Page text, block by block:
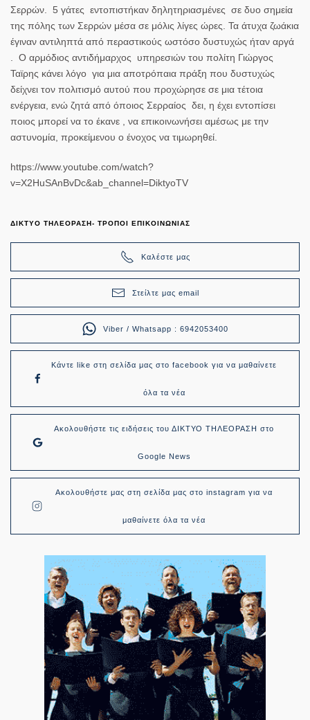
Σερρών. 5 γάτες εντοπιστήκαν δηλητηριασμένες σε δυο σημεία
της πόλης των Σερρών μέσα σε μόλις λίγες ώρες. Τα άτυχα ζωάκια
έγιναν αντιληπτά από περαστικούς ωστόσο δυστυχώς ήταν αργά
. Ο αρμόδιος αντιδήμαρχος υπηρεσιών του πολίτη Γιώργος
Ταϊρης κάνει λόγο για μια αποτρόπαια πράξη που δυστυχώς
δείχνει τον πολιτισμό αυτού που προχώρησε σε μια τέτοια
ενέργεια, ενώ ζητά από όποιος Σερραίος δει, η έχει εντοπίσει
ποιος μπορεί να το έκανε , να επικοινωνήσει αμέσως με την
αστυνομία, προκείμενου ο ένοχος να τιμωρηθεί.
https://www.youtube.com/watch?
v=X2HuSAnBvDc&ab_channel=DiktyoTV
ΔΙΚΤΥΟ ΤΗΛΕΟΡΑΣΗ- ΤΡΟΠΟΙ ΕΠΙΚΟΙΝΩΝΙΑΣ
Καλέστε μας
Στείλτε μας email
Viber / Whatsapp : 6942053400
Κάντε like στη σελίδα μας στο facebook για να μαθαίνετε
όλα τα νέα
Ακολουθήστε τις ειδήσεις του ΔΙΚΤΥΟ ΤΗΛΕΟΡΑΣΗ στο
Google News
Ακολουθήστε μας στη σελίδα μας στο instagram για να
μαθαίνετε όλα τα νέα